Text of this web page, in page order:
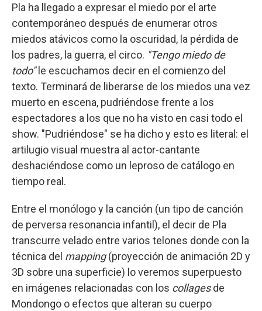
Pla ha llegado a expresar el miedo por el arte
contemporáneo después de enumerar otros
miedos atávicos como la oscuridad, la pérdida de
los padres, la guerra, el circo. "Tengo miedo de
todo"le escuchamos decir en el comienzo del
texto. Terminará de liberarse de los miedos una vez
muerto en escena, pudriéndose frente a los
espectadores a los que no ha visto en casi todo el
show. "Pudriéndose" se ha dicho y esto es literal: el
artilugio visual muestra al actor-cantante
deshaciéndose como un leproso de catálogo en
tiempo real.
Entre el monólogo y la canción (un tipo de canción
de perversa resonancia infantil), el decir de Pla
transcurre velado entre varios telones donde con la
técnica del mapping(proyección de animación 2D y
3D sobre una superficie) lo veremos superpuesto
en imágenes relacionadas con los collagesde
Mondongo o efectos que alteran su cuerpo